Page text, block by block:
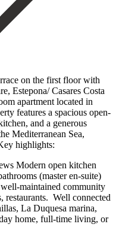
on the first floor with
Estepona/ Casares Costa
apartment located in
features a spacious open-
and a generous
Mediterranean Sea,
highlights:
Modern open kitchen
(master en-suite)
maintained community
Well ‌connected
La Duquesa marina,
‌home, full-time living, ‌or